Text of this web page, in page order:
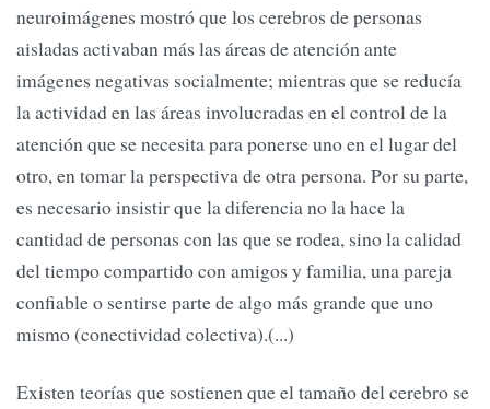
neuroimágenes mostró que los cerebros de personas
aisladas activaban más las áreas de atención ante
imágenes negativas socialmente; mientras que se reducía
la actividad en las áreas involucradas en el control de la
atención que se necesita para ponerse uno en el lugar del
otro, en tomar la perspectiva de otra persona. Por su parte,
es necesario insistir que la diferencia no la hace la
cantidad de personas con las que se rodea, sino la calidad
del tiempo compartido con amigos y familia, una pareja
confiable o sentirse parte de algo más grande que uno
mismo (conectividad colectiva).(...)
Existen teorías que sostienen que el tamaño del cerebro se